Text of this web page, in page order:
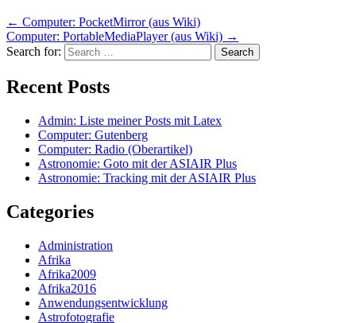
← Computer: PocketMirror (aus Wiki)
Computer: PortableMediaPlayer (aus Wiki) →
Search for:
Recent Posts
Admin: Liste meiner Posts mit Latex
Computer: Gutenberg
Computer: Radio (Oberartikel)
Astronomie: Goto mit der ASIAIR Plus
Astronomie: Tracking mit der ASIAIR Plus
Categories
Administration
Afrika
Afrika2009
Afrika2016
Anwendungsentwicklung
Astrofotografie